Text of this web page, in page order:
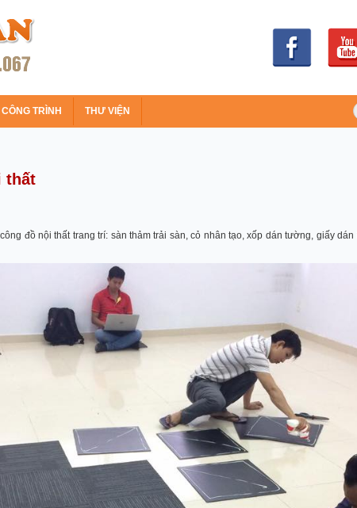
CÔNG TRÌNH THƯ VIỆN
thất
đồ nội thất trang trí: sàn thảm trải sàn, cỏ nhân tạo, xốp dán tường, giấy